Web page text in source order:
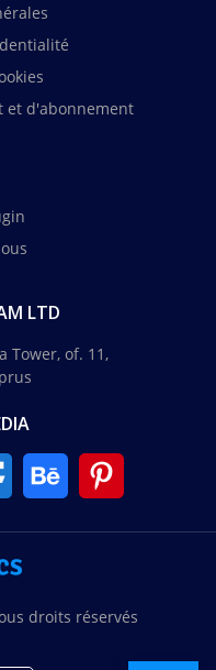
et d'abonnement
LTD
Tower, of. 11,
droits réservés